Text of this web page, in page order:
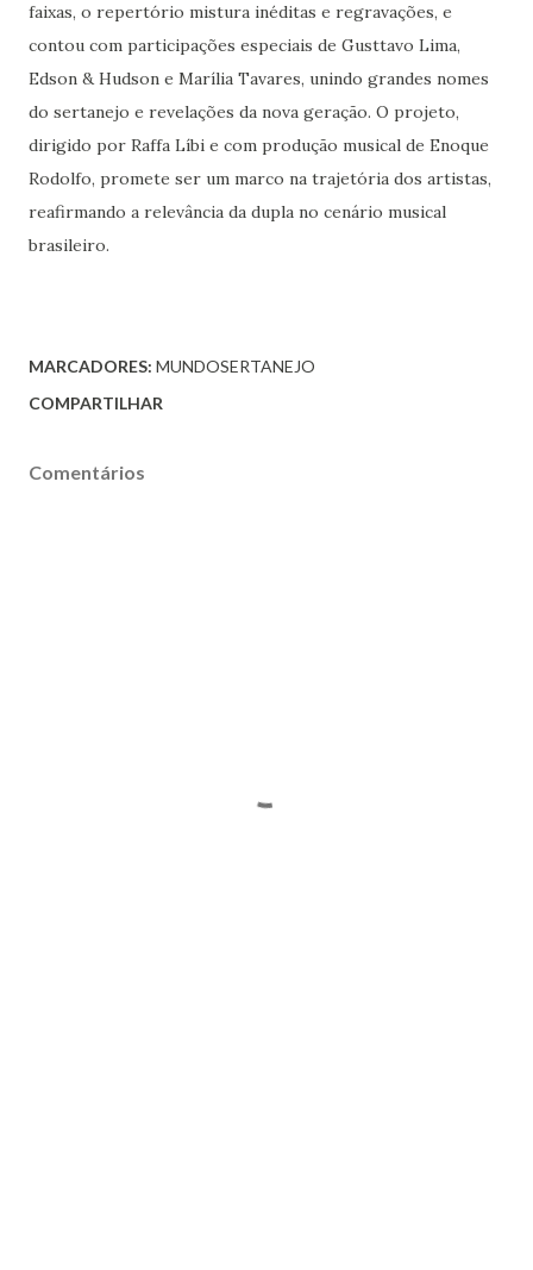
faixas, o repertório mistura inéditas e regravações, e
contou com participações especiais de Gusttavo Lima,
Edson & Hudson e Marília Tavares, unindo grandes nomes
do sertanejo e revelações da nova geração. O projeto,
dirigido por Raffa Líbi e com produção musical de Enoque
Rodolfo, promete ser um marco na trajetória dos artistas,
reafirmando a relevância da dupla no cenário musical
brasileiro.
MARCADORES: MUNDOSERTANEJO
COMPARTILHAR
Comentários